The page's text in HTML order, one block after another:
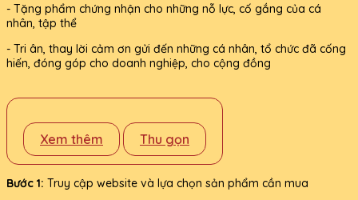
- Tặng phẩm chứng nhận cho những nỗ lực, cố gắng của cá
nhân, tập thể
- Tri ân, thay lời cảm ơn gửi đến những cá nhân, tổ chức đã cống
hiến, đóng góp cho doanh nghiệp, cho cộng đồng
Xem thêm Thu gọn
Bước 1: Truy cập website và lựa chọn sản phẩm cần mua